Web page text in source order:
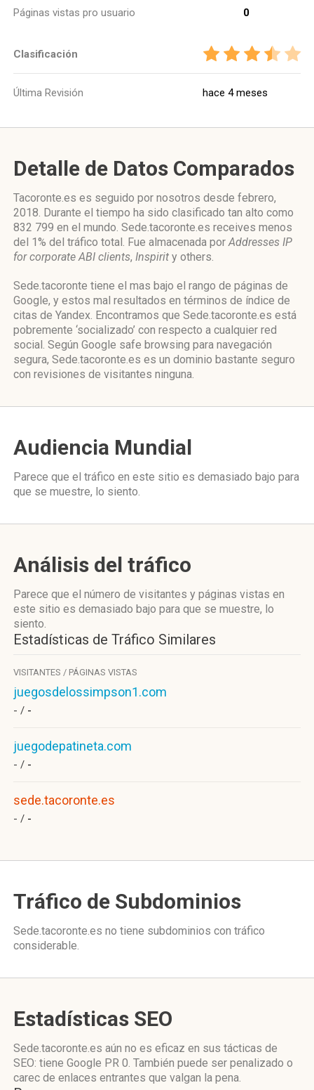
Páginas vistas pro usuario
0
Clasificación
Última Revisión hace 4 meses
Detalle de Datos Comparados
Tacoronte.es es seguido por nosotros desde febrero,
2018. Durante el tiempo ha sido clasificado tan alto como
832 799 en el mundo. Sede.tacoronte.es receives menos
del 1% del tráfico total. Fue almacenada porAddresses IP
for corporate ABI clients, Inspirit y others.
Sede.tacoronte tiene el mas bajo el rango de páginas de
Google, y estos mal resultados en términos de índice de
citas de Yandex. Encontramos que Sede.tacoronte.es está
pobremente ‘socializado’ con respecto a cualquier red
social. Según Google safe browsing para navegación
segura, Sede.tacoronte.es es un dominio bastante seguro
con revisiones de visitantes ninguna.
Audiencia Mundial
Parece que el tráfico en este sitio es demasiado bajo para
que se muestre, lo siento.
Análisis del tráfico
Parece que el número de visitantes y páginas vistas en
este sitio es demasiado bajo para que se muestre, lo
siento.
Estadísticas de Tráfico Similares
VISITANTES / PÁGINAS VISTAS
juegosdelossimpson1.com
- / -
juegodepatineta.com
- / -
sede.tacoronte.es
- / -
Tráfico de Subdominios
Sede.tacoronte.es no tiene subdominios con tráfico
considerable.
Estadísticas SEO
Sede.tacoronte.es aún no es eficaz en sus tácticas de
SEO: tiene Google PR 0. También puede ser penalizado o
carec de enlaces entrantes que valgan la pena.